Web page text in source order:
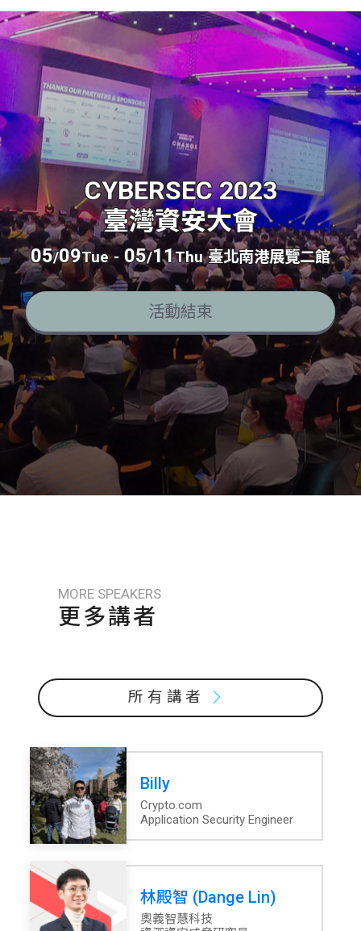
CYBERSEC 2023
臺灣資安大會
05/09Tue - 05/11Thu 臺北南港展覽二館
活動結束
MORE SPEAKERS
更多講者
所有講者
Billy
Crypto.com
Application Security Engineer
林殿智 (Dange Lin)
奧義智慧科技